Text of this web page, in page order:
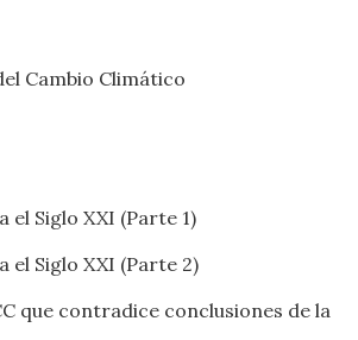
Cambio Climático
el Siglo XXI (Parte 1)
el Siglo XXI (Parte 2)
que contradice conclusiones de la